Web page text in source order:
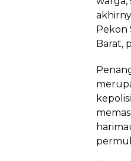
Pekon
Barat,